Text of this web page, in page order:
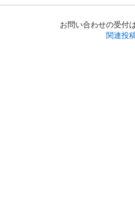
お問い合わせの受付
関連投